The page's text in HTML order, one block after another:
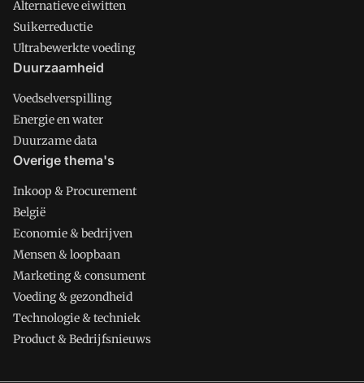
Alternatieve eiwitten
Suikerreductie
Ultrabewerkte voeding
Duurzaamheid
Voedselverspilling
Energie en water
Duurzame data
Overige thema's
Inkoop & Procurement
België
Economie & bedrijven
Mensen & loopbaan
Marketing & consument
Voeding & gezondheid
Technologie & techniek
Product & Bedrijfsnieuws